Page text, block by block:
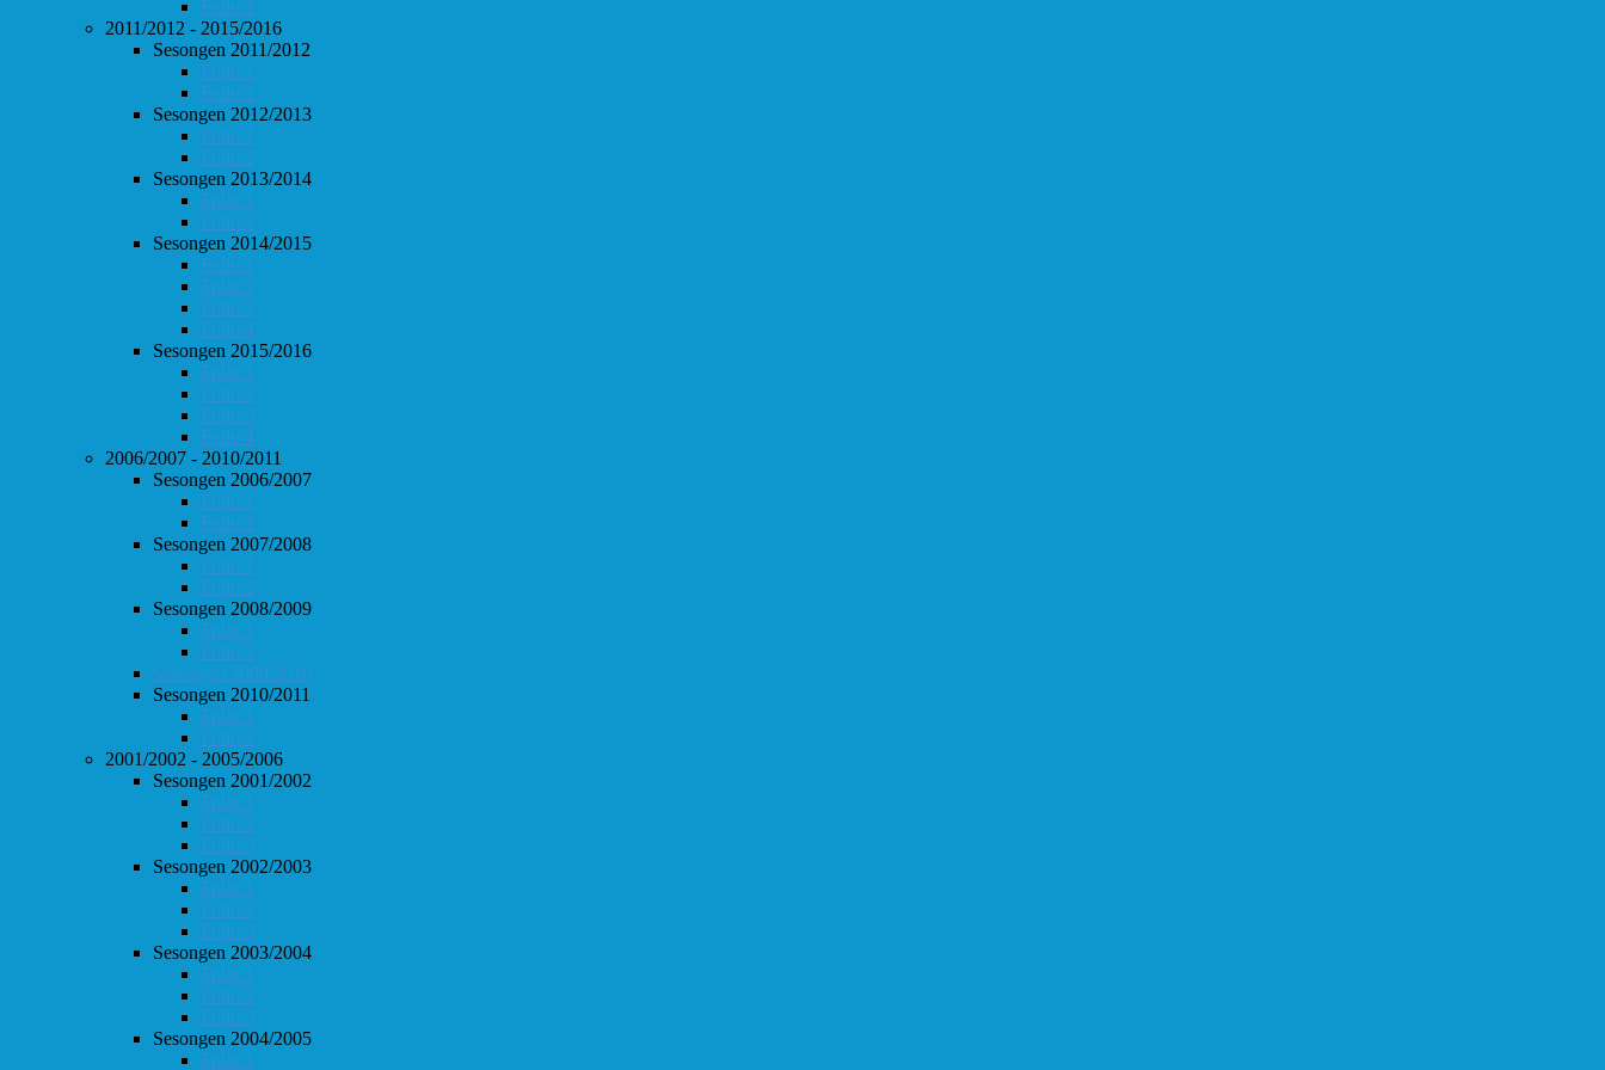
Follo 2
2011/2012 - 2015/2016
Sesongen 2011/2012
Follo 1
Follo 2
Sesongen 2012/2013
Follo 1
Follo 2
Sesongen 2013/2014
Follo 1
Follo 2
Sesongen 2014/2015
Follo 1
Follo 2
Follo 3
Follo 4
Sesongen 2015/2016
Follo 1
Follo 2
Follo 3
Follo 4
2006/2007 - 2010/2011
Sesongen 2006/2007
Follo 1
Follo 2
Sesongen 2007/2008
Follo 1
Follo 2
Sesongen 2008/2009
Follo 1
Follo 2
Sesongen 2009/2010
Sesongen 2010/2011
Follo 1
Follo 2
2001/2002 - 2005/2006
Sesongen 2001/2002
Follo 1
Follo 2
Follo 3
Sesongen 2002/2003
Follo 1
Follo 2
Follo 3
Sesongen 2003/2004
Follo 1
Follo 2
Follo 3
Sesongen 2004/2005
Follo 1